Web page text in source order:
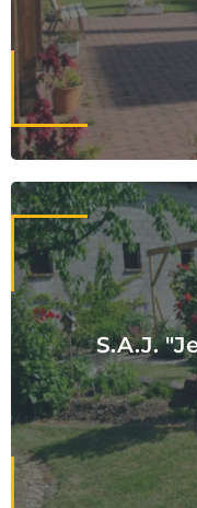
S.A.J.